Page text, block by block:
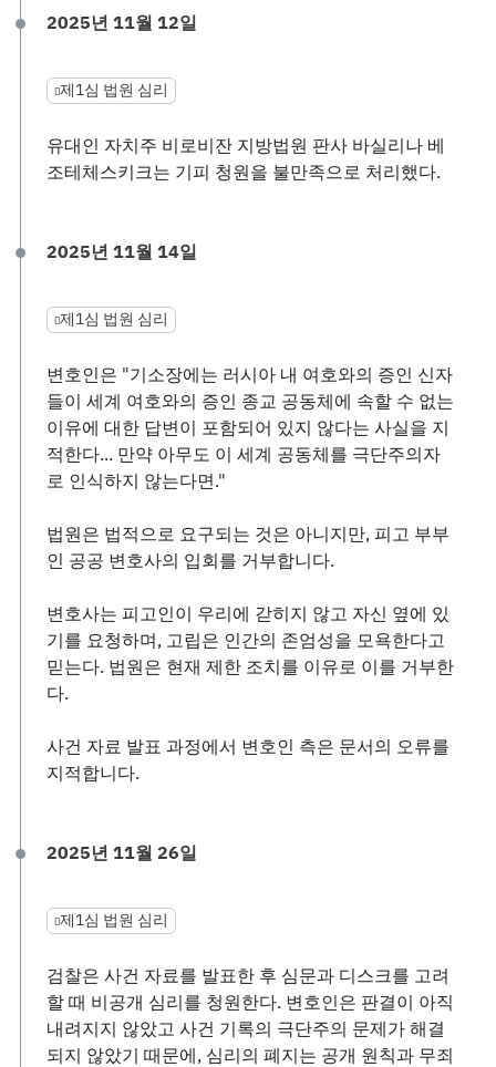
2025년 11월 12일
제1심 법원 심리
유대인 자치주 비로비잔 지방법원 판사 바실리나 베
조테체스키크는 기피 청원을 불만족으로 처리했다.
2025년 11월 14일
제1심 법원 심리
변호인은 "기소장에는 러시아 내 여호와의 증인 신자
들이 세계 여호와의 증인 종교 공동체에 속할 수 없는
이유에 대한 답변이 포함되어 있지 않다는 사실을 지
적한다... 만약 아무도 이 세계 공동체를 극단주의자
로 인식하지 않는다면."
법원은 법적으로 요구되는 것은 아니지만, 피고 부부
인 공공 변호사의 입회를 거부합니다.
변호사는 피고인이 우리에 갇히지 않고 자신 옆에 있
기를 요청하며, 고립은 인간의 존엄성을 모욕한다고
믿는다. 법원은 현재 제한 조치를 이유로 이를 거부한
다.
사건 자료 발표 과정에서 변호인 측은 문서의 오류를
지적합니다.
2025년 11월 26일
제1심 법원 심리
검찰은 사건 자료를 발표한 후 심문과 디스크를 고려
할 때 비공개 심리를 청원한다. 변호인은 판결이 아직
내려지지 않았고 사건 기록의 극단주의 문제가 해결
되지 않았기 때문에, 심리의 폐지는 공개 원칙과 무죄